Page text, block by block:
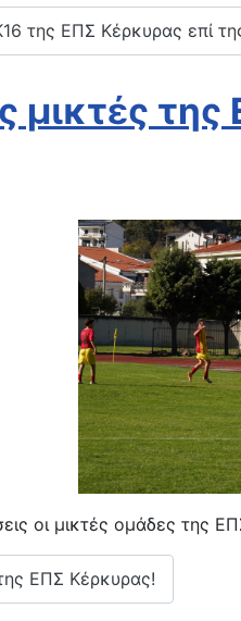
της ΕΠΣ Κέρκυρας επί
μικτές
οι μικτές ομάδες της
ΕΠΣ Κέρκυρας!